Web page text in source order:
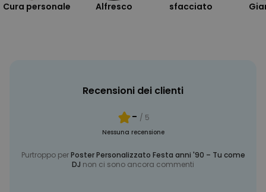
Cura personale Alfresco sfacciato
Recensioni dei clienti
- / 5
Nessuna recensione
Purtroppo perPoster Personalizzato Festa anni '90 – Tu come
DJ non ci sono ancora commenti